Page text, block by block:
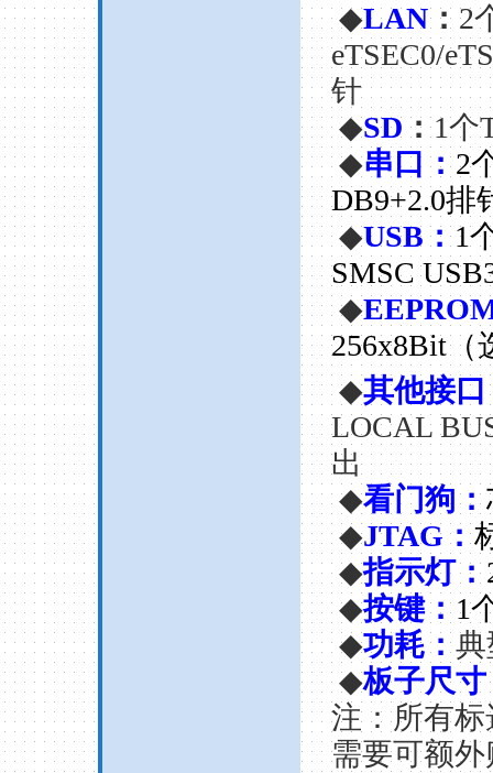
◆LAN： 2
eTSEC0/
针
◆SD ：1个
◆串口：2
DB9+2.0排
◆USB ：1
SMSC
◆
256x8Bit（
◆其他接口
LOCAL
出
◆看门狗：
◆JTAG ：
◆指示灯：
◆按键：1
◆功耗：典
◆板子尺寸
注：所有
需要可额外